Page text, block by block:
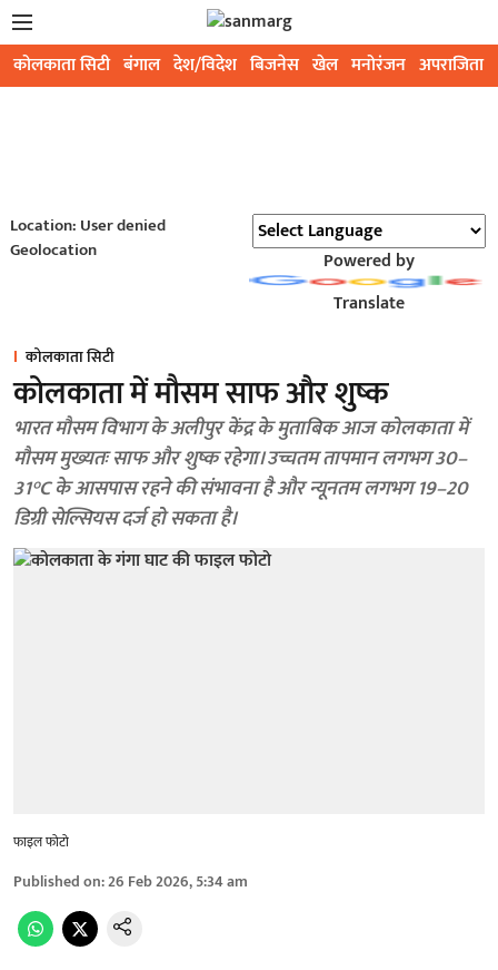
कोलकाता सिटी बंगाल देश/विदेश बिजनेस खेल मनोरंजन अपराजिता
Location: User denied
Geolocation
Powered by
Translate
कोलकाता सिटी
कोलकाता में मौसम साफ और शुष्क
भारत मौसम विभाग के अलीपुर केंद्र के मुताबिक आज कोलकाता में
मौसम मुख्यतः साफ और शुष्क रहेगा। उच्चतम तापमान लगभग 30–
31°C के आसपास रहने की संभावना है और न्यूनतम लगभग 19–20
डिग्री सेल्सियस दर्ज हो सकता है।
फाइल फोटो
Published on:26 Feb 2026, 5:34 am